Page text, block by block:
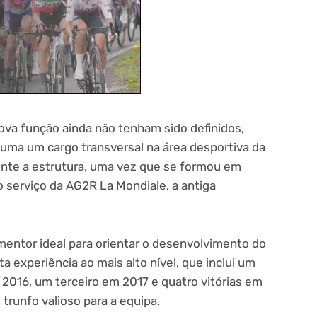
função ainda não tenham sido definidos,
um cargo transversal na área desportiva da
a estrutura, uma vez que se formou em
da AG2R La Mondiale, a antiga
ideal para orientar o desenvolvimento do
experiência ao mais alto nível, que inclui um
um terceiro em 2017 e quatro vitórias em
valioso para a equipa.